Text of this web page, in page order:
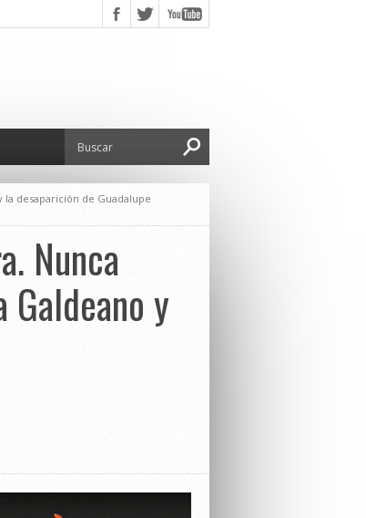
la desaparición de Guadalupe
Nunca
y